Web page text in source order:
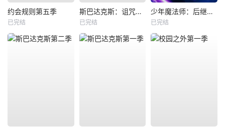
约会规则第五季
已完结
斯巴达克斯：诅咒者之战第三季
已完结
少年魔法师：后继者第三季
已完结